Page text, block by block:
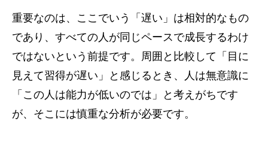
重要なのは、ここでいう「遅い」は相対的なもの
であり、すべての人が同じペースで成長するわけ
ではないという前提です。周囲と比較して「目に
見えて習得が遅い」と感じるとき、人は無意識に
「この人は能力が低いのでは」と考えがちです
が、そこには慎重な分析が必要です。